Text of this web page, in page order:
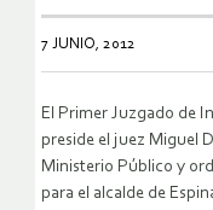
7 JUNIO, 2012
El Primer Juzgado de
preside el juez Miguel
Ministerio Público y
para el alcalde de